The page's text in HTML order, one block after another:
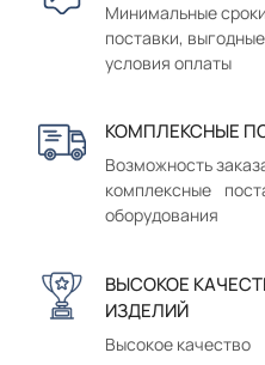
Минимальные сроки
поставки,
условия оплаты
КОМПЛЕКСНЫЕ
Возможность
комплексные
оборудования
ВЫСОКОЕ
ИЗДЕЛИЙ
Высокое качество